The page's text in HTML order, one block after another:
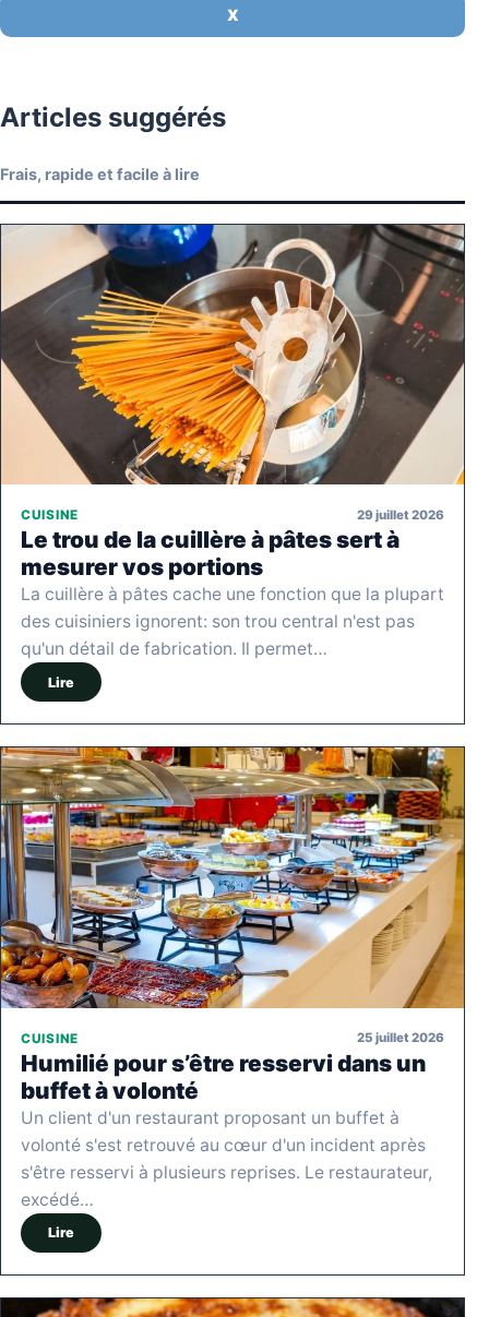
X
Articles suggérés
Frais, rapide et facile à lire
CUISINE 29 juillet 2026
Le trou de la cuillère à pâtes sert à
mesurer vos portions
La cuillère à pâtes cache une fonction que la plupart
des cuisiniers ignorent: son trou central n'est pas
qu'un détail de fabrication. Il permet…
Lire
CUISINE 25 juillet 2026
Humilié pour s’être resservi dans un
buffet à volonté
Un client d'un restaurant proposant un buffet à
volonté s'est retrouvé au cœur d'un incident après
s'être resservi à plusieurs reprises. Le restaurateur,
excédé…
Lire